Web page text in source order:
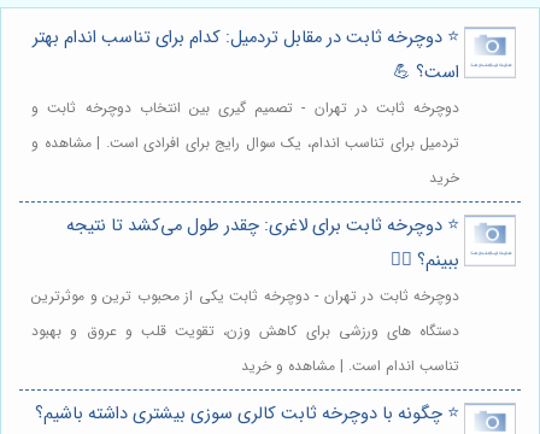
⭐️ دوچرخه ثابت در مقابل تردمیل: کدام برای تناسب اندام بهتر
است؟ 💪
دوچرخه ثابت در تهران - تصمیم گیری بین انتخاب دوچرخه ثابت و
تردمیل برای تناسب اندام، یک سوال رایج برای افرادی است. | مشاهده و
خرید
⭐️ دوچرخه ثابت برای لاغری: چقدر طول می‌کشد تا نتیجه
ببینم؟ 🚴‍♀️
دوچرخه ثابت در تهران - دوچرخه ثابت یکی از محبوب ترین و موثرترین
دستگاه های ورزشی برای کاهش وزن، تقویت قلب و عروق و بهبود
تناسب اندام است. | مشاهده و خرید
⭐️ چگونه با دوچرخه ثابت کالری سوزی بیشتری داشته باشیم؟